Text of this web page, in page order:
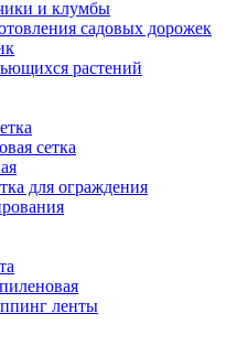
и клумбы
садовых дорожек
растений
сетка
для ограждения
ленты